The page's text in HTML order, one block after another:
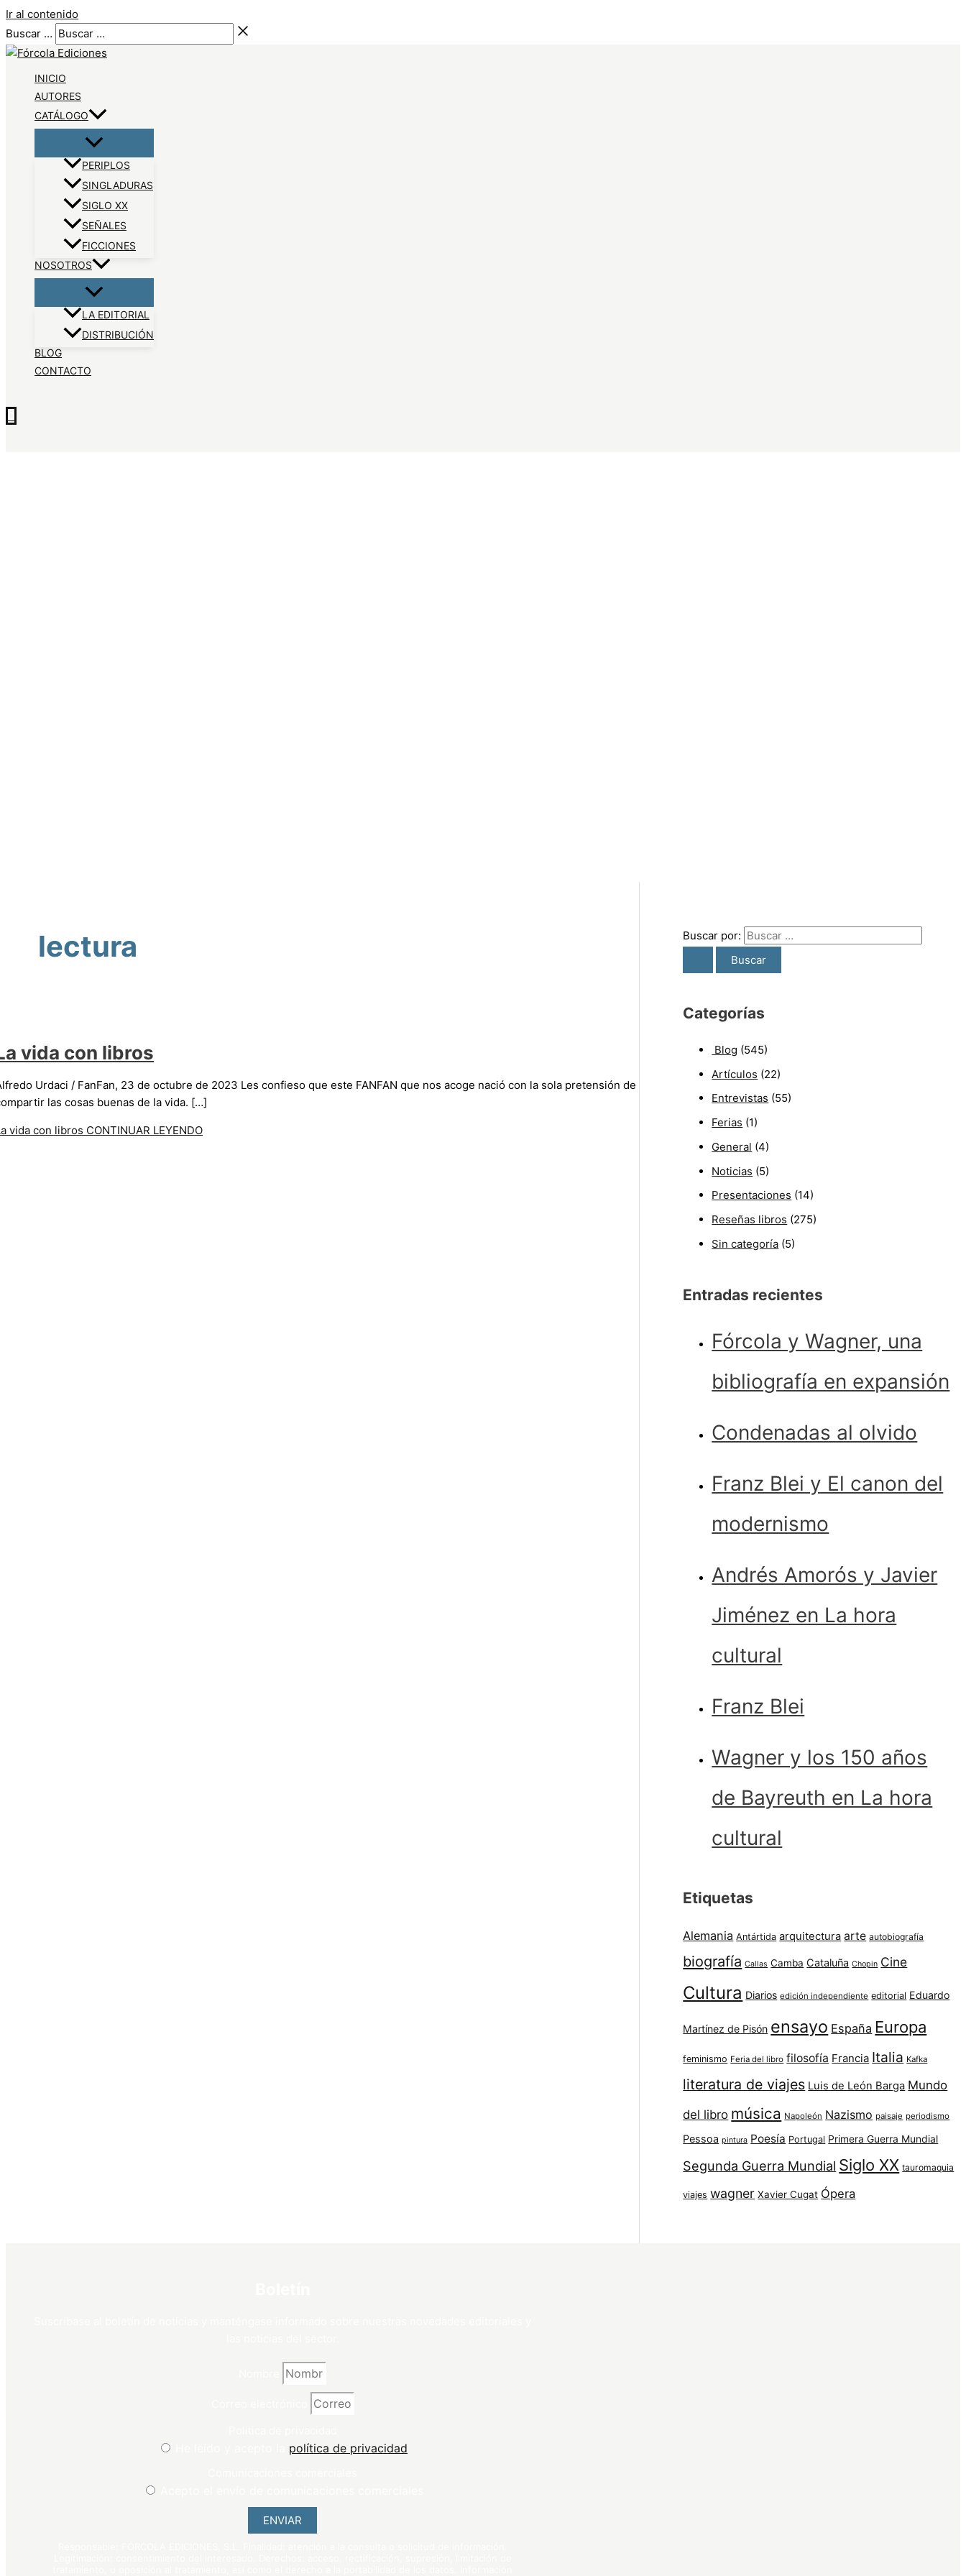
Ir al contenido
Buscar …
INICIO
AUTORES
CATÁLOGO
PERIPLOS
SINGLADURAS
SIGLO XX
SEÑALES
FICCIONES
NOSOTROS
LA EDITORIAL
DISTRIBUCIÓN
BLOG
CONTACTO
lectura
vida con libros
Urdaci / FanFan, 23 de octubre de 2023 Les confieso que este FANFAN que nos acoge nació con la sola pretensión de
las cosas buenas de la vida. […]
vida con libros CONTINUAR LEYENDO
Buscar por:
Categorías
Blog (545)
Artículos (22)
Entrevistas (55)
Ferias (1)
General (4)
Noticias (5)
Presentaciones (14)
Reseñas libros (275)
Sin categoría (5)
Entradas recientes
Fórcola y Wagner, una
bibliografía en expansión
Condenadas al olvido
Franz Blei y El canon del
modernismo
Andrés Amorós y Javier
Jiménez en La hora
cultural
Franz Blei
Wagner y los 150 años
de Bayreuth en La hora
cultural
Etiquetas
Alemania Antártida arquitectura arte autobiografía
biografía Callas Camba Cataluña Chopin Cine
Cultura Diarios edición independiente editorial Eduardo
Martínez de Pisón ensayo España Europa
feminismo Feria del libro filosofía Francia Italia Kafka
literatura de viajes Luis de León Barga Mundo
del libro música Napoleón Nazismo paisaje periodismo
Pessoa pintura Poesía Portugal Primera Guerra Mundial
Segunda Guerra Mundial Siglo XX tauromaquia
viajes wagner Xavier Cugat Ópera
política de privacidad
ENVIAR